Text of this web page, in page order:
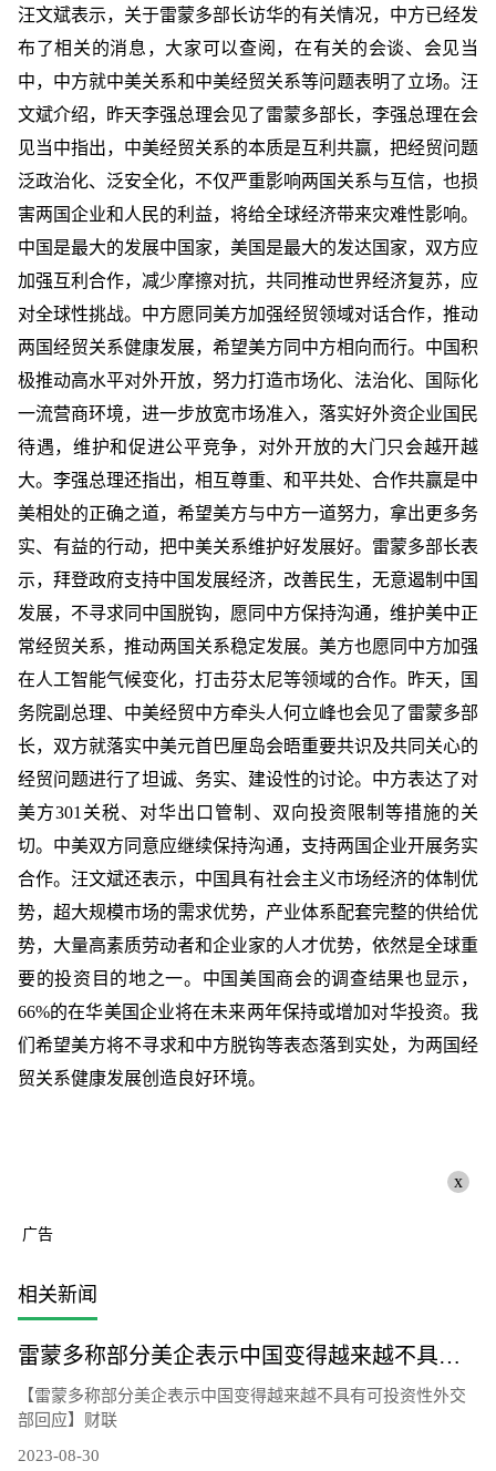
汪文斌表示，关于雷蒙多部长访华的有关情况，中方已经发
布了相关的消息，大家可以查阅，在有关的会谈、会见当
中，中方就中美关系和中美经贸关系等问题表明了立场。汪
文斌介绍，昨天李强总理会见了雷蒙多部长，李强总理在会
见当中指出，中美经贸关系的本质是互利共赢，把经贸问题
泛政治化、泛安全化，不仅严重影响两国关系与互信，也损
害两国企业和人民的利益，将给全球经济带来灾难性影响。
中国是最大的发展中国家，美国是最大的发达国家，双方应
加强互利合作，减少摩擦对抗，共同推动世界经济复苏，应
对全球性挑战。中方愿同美方加强经贸领域对话合作，推动
两国经贸关系健康发展，希望美方同中方相向而行。中国积
极推动高水平对外开放，努力打造市场化、法治化、国际化
一流营商环境，进一步放宽市场准入，落实好外资企业国民
待遇，维护和促进公平竞争，对外开放的大门只会越开越
大。李强总理还指出，相互尊重、和平共处、合作共赢是中
美相处的正确之道，希望美方与中方一道努力，拿出更多务
实、有益的行动，把中美关系维护好发展好。雷蒙多部长表
示，拜登政府支持中国发展经济，改善民生，无意遏制中国
发展，不寻求同中国脱钩，愿同中方保持沟通，维护美中正
常经贸关系，推动两国关系稳定发展。美方也愿同中方加强
在人工智能气候变化，打击芬太尼等领域的合作。昨天，国
务院副总理、中美经贸中方牵头人何立峰也会见了雷蒙多部
长，双方就落实中美元首巴厘岛会晤重要共识及共同关心的
经贸问题进行了坦诚、务实、建设性的讨论。中方表达了对
美方301关税、对华出口管制、双向投资限制等措施的关
切。中美双方同意应继续保持沟通，支持两国企业开展务实
合作。汪文斌还表示，中国具有社会主义市场经济的体制优
势，超大规模市场的需求优势，产业体系配套完整的供给优
势，大量高素质劳动者和企业家的人才优势，依然是全球重
要的投资目的地之一。中国美国商会的调查结果也显示，
66%的在华美国企业将在未来两年保持或增加对华投资。我
们希望美方将不寻求和中方脱钩等表态落到实处，为两国经
贸关系健康发展创造良好环境。
x
广告
相关新闻
雷蒙多称部分美企表示中国变得越来越不具有可投资性 外交部回应
【雷蒙多称部分美企表示中国变得越来越不具有可投资性外交
部回应】财联
2023-08-30